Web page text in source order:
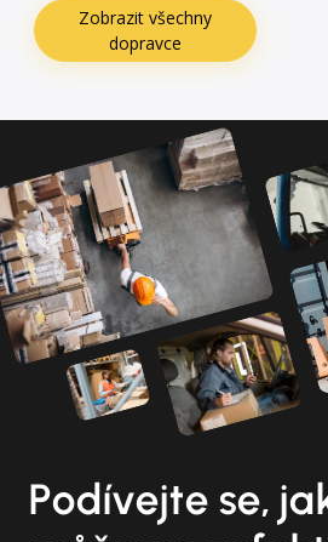
Zobrazit všechny
dopravce
Podívejte se,